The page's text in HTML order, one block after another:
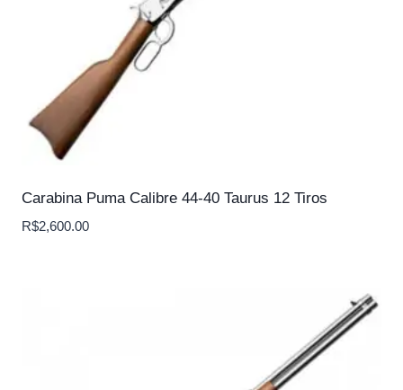
Carabina Puma Calibre 44-40 Taurus 12 Tiros
R$2,600.00